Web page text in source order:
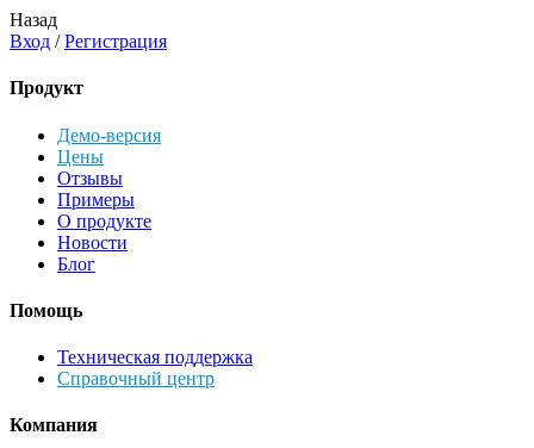
Назад
Вход /Регистрация
Продукт
Демо-версия
Цены
Отзывы
Примеры
О продукте
Новости
Блог
Помощь
Техническая поддержка
Справочный центр
Компания